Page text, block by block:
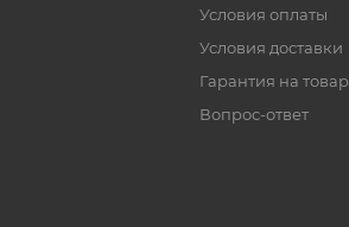
Условия оплаты
Условия доставки
Гарантия на товар
Вопрос-ответ